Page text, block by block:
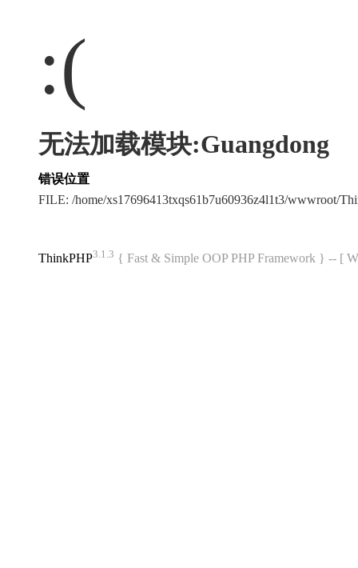
:(
无法加载模块:Guangdong
错误位置
FILE: /home/xs17696413txqs61b7u60936z4l1t3/wwwroot/
ThinkPHP3.1.3 { Fast & Simple OOP PHP Framework } -- [